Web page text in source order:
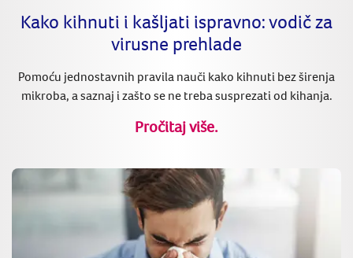
Kako kihnuti i kašljati ispravno: vodič za
virusne prehlade
Pomoću jednostavnih pravila nauči kako kihnuti bez širenja
mikroba, a saznaj i zašto se ne treba susprezati od kihanja.
Pročitaj više.